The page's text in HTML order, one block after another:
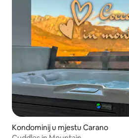
Kondominij u mjestu Carano